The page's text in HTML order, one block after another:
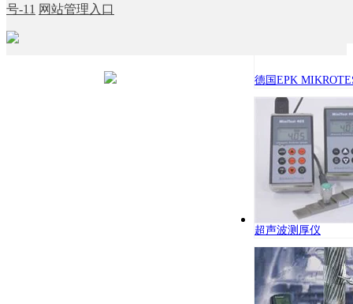
德国EPK
超声波测厚仪
号-11 网站管理入口